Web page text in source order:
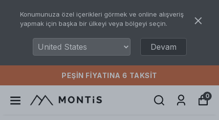
Konumunuza özel içerikleri görmek ve online alışveriş
yapmak için başka bir ülkeyi veya bölgeyi seçin.
Devam
PEŞIN FIYATINA 6 TAKSIT
0